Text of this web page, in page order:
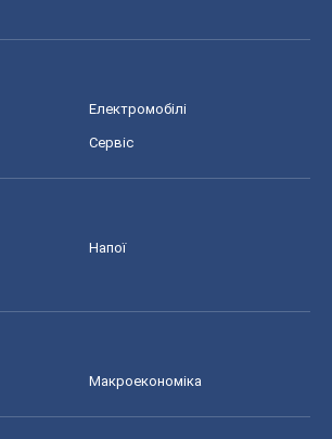
Електромобілі
Сервіс
Напої
Макроекономіка